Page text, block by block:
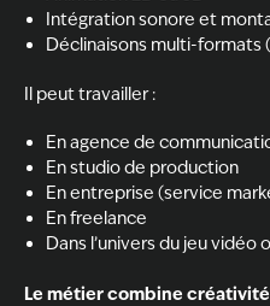
Intégration sonore et
Déclinaisons multi-formats
Il peut travailler :
En agence de
En studio de production
En entreprise (service
En freelance
Dans l’univers du jeu vidéo
Le métier combine